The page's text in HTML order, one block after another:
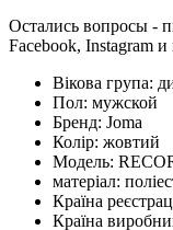
Остались вопросы -
Facebook, Instagram
Вікова група:
Пол: мужской
Бренд: Joma
Колір: жовтий
Модель:
матеріал:
Країна
Країна